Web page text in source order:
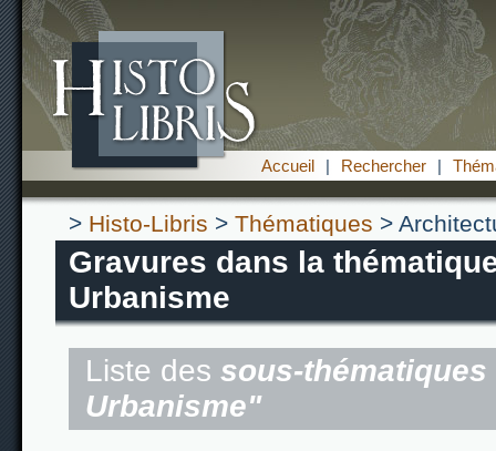
Accueil | Rechercher |
> Histo-Libris > Thématiques >
Gravures dans la
Urbanisme
Liste des sous-
Urbanisme"